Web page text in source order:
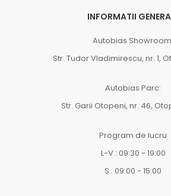
INFORMATII
Autobias
Str. Tudor Vladimirescu, nr. 1,
Autobias Parc:
Str. Garii Otopeni, nr. 46,
Program de lucru
L-V : 09:30 - 19:00
S : 09:00 - 15:00